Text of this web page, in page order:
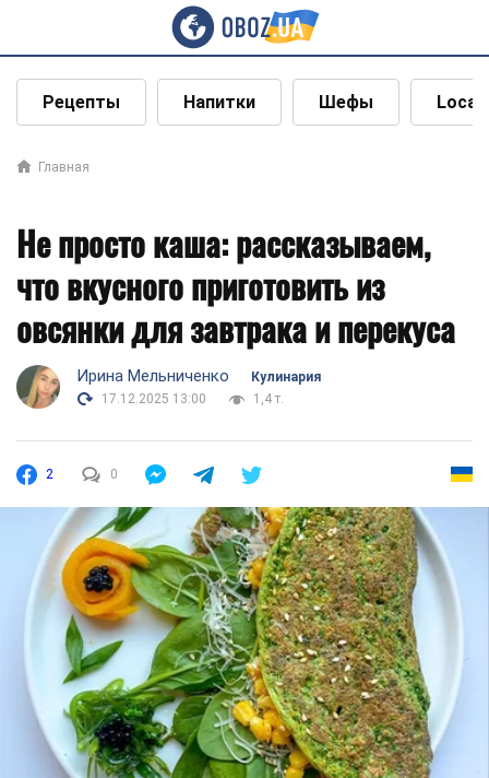
Рецепты Напитки Шефы Local
Главная
Не просто каша: рассказываем,
что вкусного приготовить из
овсянки для завтрака и перекуса
Ирина Мельниченко
Кулинария
17.12.2025 13:00
1,4 т.
2 0